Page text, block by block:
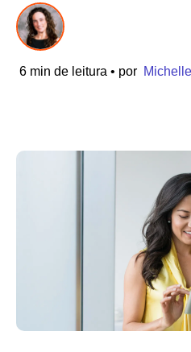
Seguros
Telecomunicações
Setor público
6 min de leitura • por